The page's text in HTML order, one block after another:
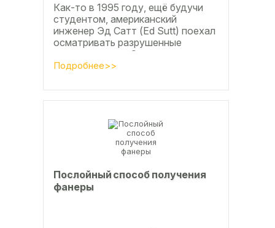
Как-то в 1995 году, ещё будучи
студентом, американский
инженер Эд Сатт (Ed Sutt) поехал
осматривать разрушенные
ураганом дома. Он удивился, что
ударов стихии в большинстве
Подробнее>>
Послойный способ получения
фанеры